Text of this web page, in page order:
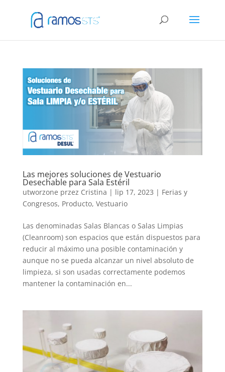
Las mejores soluciones de Vestuario
Desechable para Sala Estéril
utworzone przez Cristina | lip 17, 2023 | Ferias y
Congresos, Producto, Vestuario
Las denominadas Salas Blancas o Salas Limpias
(Cleanroom) son espacios que están dispuestos para
reducir al máximo una posible contaminación y
aunque no se pueda alcanzar un nivel absoluto de
limpieza, si son usadas correctamente podemos
mantener la contaminación en...